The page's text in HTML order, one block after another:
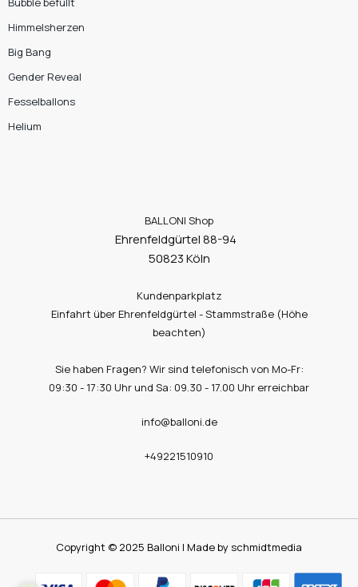
Himmelsherzen
Big Bang
Gender Reveal
Fesselballons
Helium
BALLONI Shop
Ehrenfeldgürtel 88-94
50823 Köln
Kundenparkplatz
Einfahrt über Ehrenfeldgürtel - Stammstraße (Höhe
beachten)
Sie haben Fragen? Wir sind telefonisch von Mo-Fr:
09:30 - 17:30 Uhr und Sa: 09.30 - 17.00 Uhr erreichbar
info@balloni.de
+49221510910
Copyright © 2025 Balloni | Made by schmidtmedia